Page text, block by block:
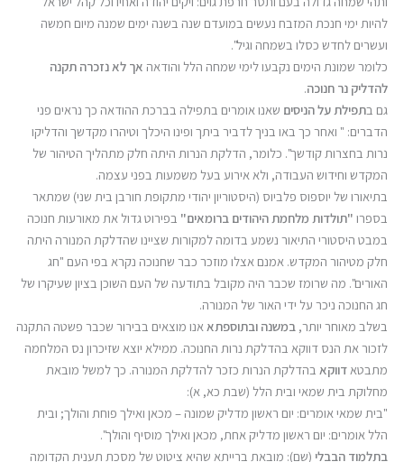
להיות ימי חנכת המזבח נעשים במועדם שנה בשנה ימים שמנה מיום חמשה
ועשרים לחדש כסלו בשמחה וגיל".
כלומר שמונת הימים נקבעו לימי שמחה הלל והודאה אך לא נזכרה תקנה
להדליק נר חנוכה.
גם בתפילת על הניסים שאנו אומרים בתפילה בברכת ההודאה כך נראים פני
הדברים: " ואחר כך באו בניך לדביר ביתך ופינו היכלך וטיהרו מקדשך והדליקו
נרות בחצרות קודשך". כלומר, הדלקת הנרות היתה חלק מתהליך הטיהור של
המקדש וחידוש העבודה, ולא אירוע בעל משמעות בפני עצמה.
בתיאורו של יוספוס פלביוס (היסטוריון יהודי מתקופת חורבן בית שני) שמתאר
בספרו "תולדות מלחמת היהודים ברומאים" בפירוט גדול את מאורעות חנוכה
במבט היסטורי התיאור נשמע בדומה למקורות שציינו שהדלקת המנורה היתה
חלק מטיהור המקדש. אמנם אצלו מוזכר כבר שחנוכה נקרא בפי העם "חג
האורים". מה שרומז שכבר היה מקובל בתודעה של העם השוכן בציון שעיקרו של
חג החנוכה ניכר על ידי האור של המנורה.
בשלב מאוחר יותר, במשנה ובתוספתאאנו מוצאים בבירור שכבר פשטה התקנה
לזכור את הנס דווקא בהדלקת נרות החנוכה. ממילא יוצא שזיכרון נס המלחמה
מתבטאדווקאבהדלקת הנרות כזכר להדלקת המנורה. כך למשל מובאת
מחלוקת בית שמאי ובית הלל (שבת כא, א):
"בית שמאי אומרים: יום ראשון מדליק שמונה – מכאן ואילך פוחת והולך; ובית
הלל אומרים: יום ראשון מדליק אחת, מכאן ואילך מוסיף והולך".
בתלמוד הבבלי (שם): מובאת ברייתא שהיא ציטוט של מסכת תענית הקדומה